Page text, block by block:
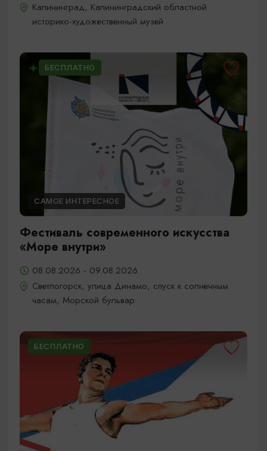
Калининград, Калининградский областной
историко-художественный музей
БЕСПЛАТНО
САМОЕ ИНТЕРЕСНОЕ
Фестиваль современного искусства
«Море внутри»
08.08.2026 - 09.08.2026
Светлогорск, улица Динамо, спуск к солнечным
часам, Морской бульвар
БЕСПЛАТНО